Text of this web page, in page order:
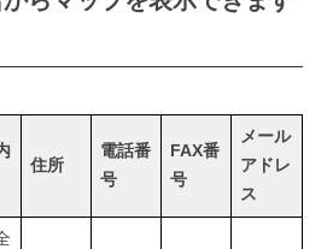
住所
電話番
号
FAX番
号
メール
アドレ
ス